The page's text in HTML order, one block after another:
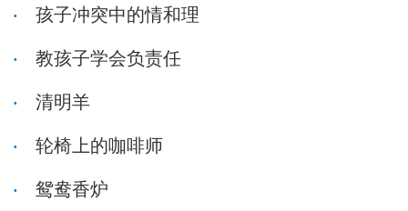
孩子冲突中的情和理
教孩子学会负责任
清明羊
轮椅上的咖啡师
鸳鸯香炉